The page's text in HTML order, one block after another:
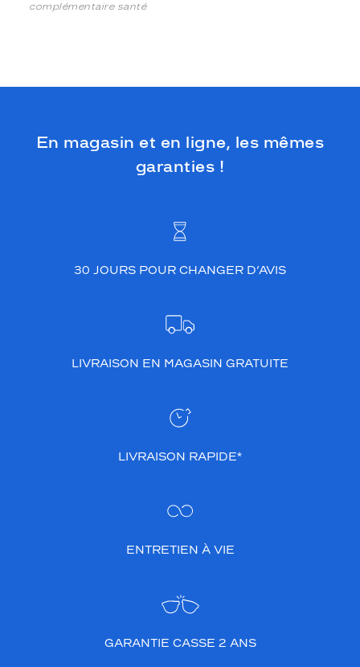
complémentaire santé
En magasin et en ligne, les mêmes
garanties !
30 JOURS POUR CHANGER D’AVIS
LIVRAISON EN MAGASIN GRATUITE
LIVRAISON RAPIDE*
ENTRETIEN À VIE
GARANTIE CASSE 2 ANS